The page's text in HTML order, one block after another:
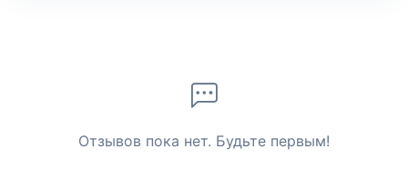
Отзывов пока нет. Будьте первым!